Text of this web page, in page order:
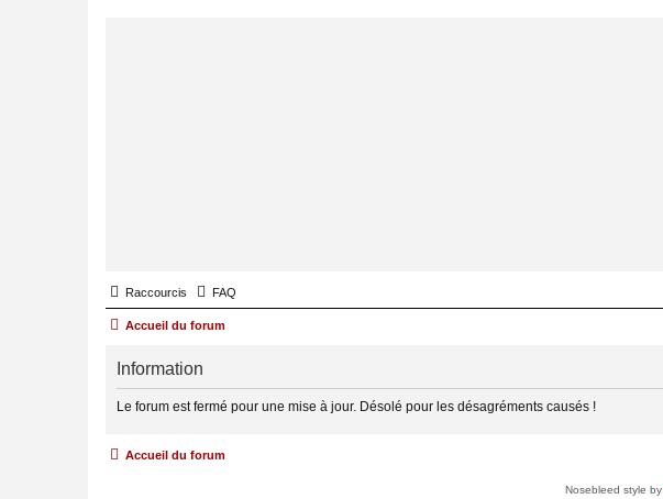
Raccourcis FAQ
Accueil du forum
Information
Le forum est fermé pour une mise à jour. Désolé pour les désagréments causés !
Accueil du forum
Nosebleed style by